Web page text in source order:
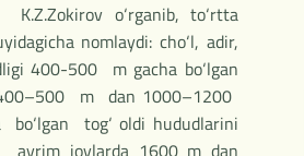
o‘rganib, to‘rtta
nomlaydi: cho‘l, adir,
400-500 m gacha bo‘lgan
400–500 m dan 1000–1200
tog‘ oldi hududlarini
ayrim joylarda 1600 m dan